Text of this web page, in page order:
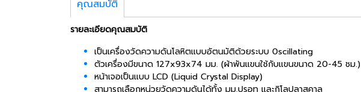
คุณสมบัติ
รายละเอียดคุณสมบัติ
เป็นเครื่องวัดความดันโลหิตแบบอัตนมัติด้วยระบบ 0scillating
ตัวเครื่องมีขนาด 127x93x74 มม. (ผ้าพันแขนใช้กับแขนขนาด 20-45 ชม.)
หน้าเจอเป็นแบบ LCD (Liquid Crystal Display)
สามารถเลือกหน่วยวัดความดันได้ทั้ง มม.ปรอท และกิโลปลาสคาล